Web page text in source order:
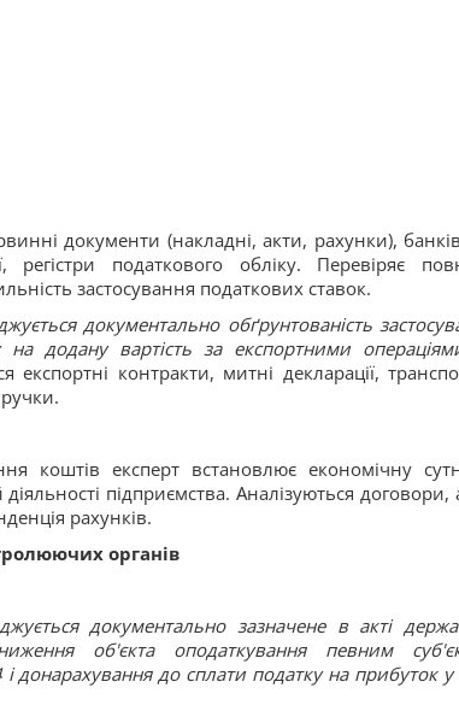
документи (накладні, акти, рахунки),
регістри податкового обліку. Перевіряє
застосування податкових ставок.
документально обґрунтованість
додану вартість за експортними
експортні контракти, митні декларації,
коштів експерт встановлює економічну
підприємства. Аналізуються договори,
рахунків.
органів
документально зазначене в акті
об'єкта оподаткування певним
донарахування до сплати податку на прибуток у